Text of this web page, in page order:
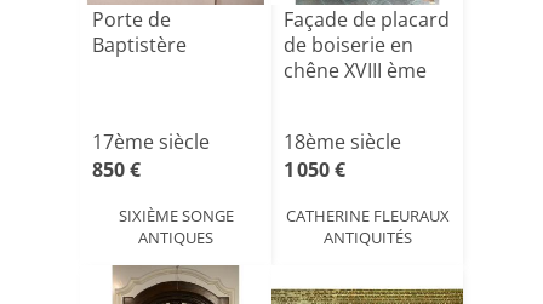
Porte de
Baptistère
17ème siècle
850 €
SIXIÈME SONGE
ANTIQUES
Façade de placard
de boiserie en
chêne XVIII ème
18ème siècle
1 050 €
CATHERINE FLEURAUX
ANTIQUITÉS